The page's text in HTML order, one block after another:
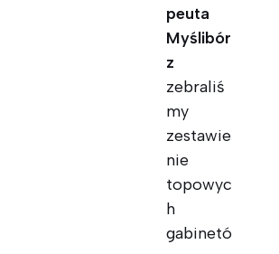
peuta
Myślibór
z
zebraliś
my
zestawie
nie
topowyc
h
gabinetó